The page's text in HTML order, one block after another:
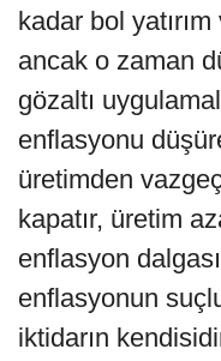
kadar bol
ancak o zaman
gözaltı
enflasyonu
üretimden
kapatır, üretim
enflasyon
enflasyonun
iktidarın